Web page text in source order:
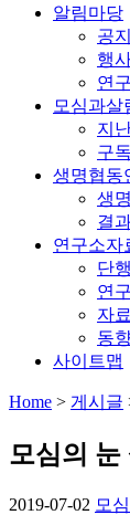
알림마당
공
행
연
모심과살
지
구
생명협동
생
결
연구소자
단
연
자
동
사이트맵
Home > 게시글
모심의 눈
2019-07-02 모